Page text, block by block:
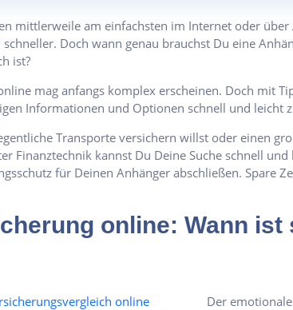
mittlerweile am einfachsten im Internet oder
Doch wann genau brauchst Du eine
ist?
mag anfangs komplex erscheinen. Doch mit
Informationen und Optionen schnell und leicht
Transporte versichern willst oder einen
Finanztechnik kannst Du Deine Suche schnell
für Deinen Anhänger abschließen. Spare
online: Wann ist
online
Der